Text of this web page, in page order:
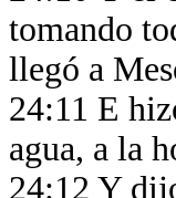
tomando
llegó a
24:11 E
agua, a la
24:12 Y